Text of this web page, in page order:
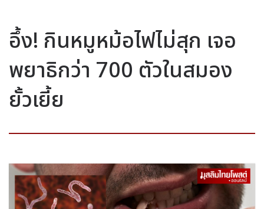
อึ้ง! กินหมูหม้อไฟไม่สุก เจอ
พยาธิกว่า 700 ตัวในสมอง
ยั้วเยี้ย